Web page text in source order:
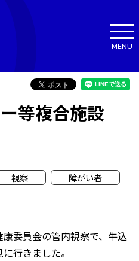
MENU
等複合施設
視察
障がい者
委員会の管内視察で、牛込
行きました。